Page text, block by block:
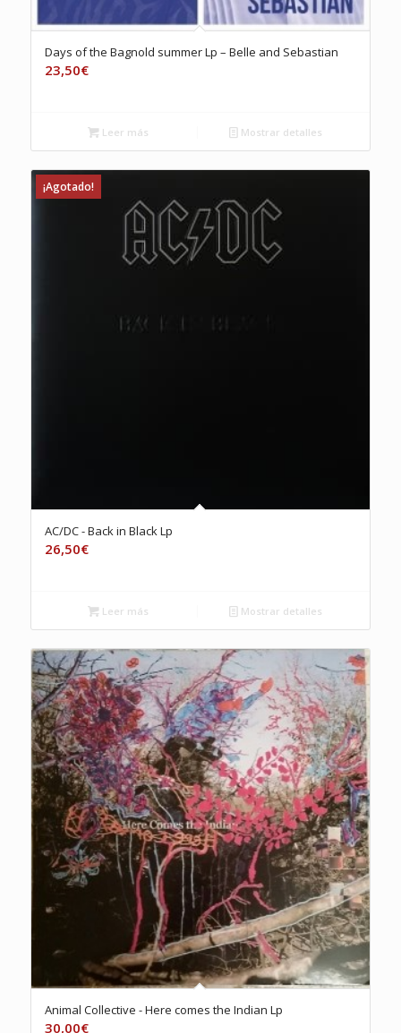
Days of the Bagnold summer Lp – Belle and Sebastian
23,50€
Leer más Mostrar detalles
¡Agotado!
AC/DC ‎- Back in Black Lp
26,50€
Leer más Mostrar detalles
Animal Collective ‎- Here comes the Indian Lp
30,00€